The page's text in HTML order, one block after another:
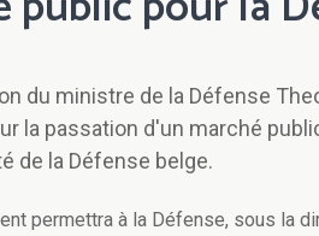
du ministre de la Défense
la passation d'un marché
de la Défense belge.
permettra à la Défense, sous la